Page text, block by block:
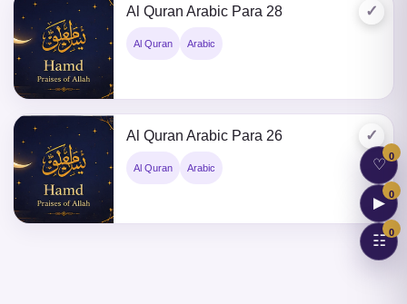
✓
Al Quran Arabic Para 28
Al Quran Arabic
✓
Al Quran Arabic Para 26
Al Quran Arabic ♡ 0
▶ 0
☷ 0